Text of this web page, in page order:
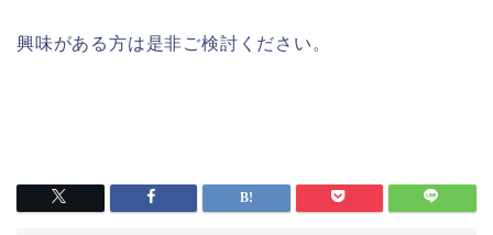
興味がある方は是非ご検討ください。